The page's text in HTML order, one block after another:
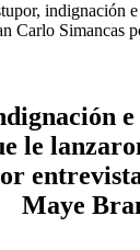
indignación
Carlo Simancas
le
Maye